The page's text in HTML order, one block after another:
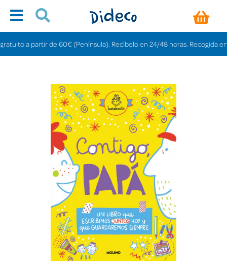
a partir de 60€ (Península). Recíbelo en 24/48 horas. Recogida en